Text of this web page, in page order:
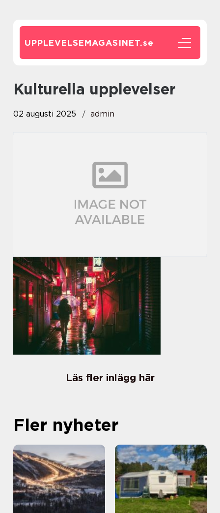
UPPLEVELSEMAGASINET.se
Kulturella upplevelser
02 augusti 2025 admin
Läs fler inlägg här
Fler nyheter